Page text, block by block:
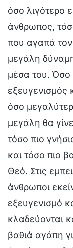
όσο λιγότερο
άνθρωπος,
που αγαπά τον
μεγάλη
μέσα του. Όσο
όσο
μεγάλη θα
τόσο πιο
και τόσο πιο
Θεό. Στις
άνθρωποι
εξευγενισμό
κλαδεύονται
βαθιά αγάπη